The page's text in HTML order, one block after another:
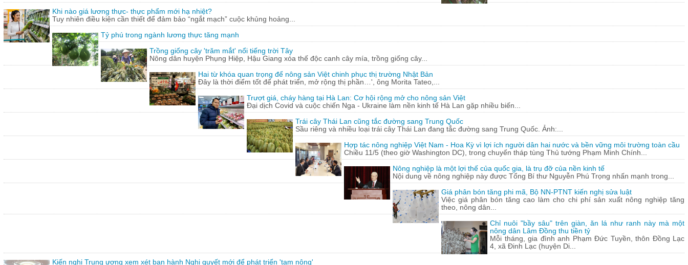
Khi nào giá lương thực- thực phẩm mới hạ nhiệt?
Tuy nhiên điều kiện cần thiết để đảm bảo “ngắt mạch” cuộc khủng hoảng...
Tỷ phú trong ngành lương thực tăng mạnh
Trồng giống cây 'trăm mắt' nổi tiếng trời Tây
Nông dân huyện Phụng Hiệp, Hậu Giang xóa thế độc canh cây mía, trồng giống cây...
Hai từ khóa quan trọng để nông sản Việt chinh phục thị trường Nhật Bản
Đây là thời điểm tốt để phát triển, mở rộng thị phần…', ông Morita Tateo,...
Trượt giá, cháy hàng tại Hà Lan: Cơ hội rộng mở cho nông sản Việt
Đại dịch Covid và cuộc chiến Nga - Ukraine làm nền kinh tế Hà Lan gặp nhiều biến...
Trái cây Thái Lan cũng tắc đường sang Trung Quốc
Sầu riêng và nhiều loại trái cây Thái Lan đang tắc đường sang Trung Quốc. Ảnh:...
Hợp tác nông nghiệp Việt Nam - Hoa Kỳ vì lợi ích người dân hai nước và bền vững môi trường toàn cầu
Chiều 11/5 (theo giờ Washington DC), trong chuyến tháp tùng Thủ tướng Phạm Minh Chính...
Nông nghiệp là một lợi thế của quốc gia, là trụ đỡ của nền kinh tế
Nội dung về nông nghiệp này được Tổng Bí thư Nguyễn Phú Trọng nhấn mạnh trong...
Giá phân bón tăng phi mã, Bộ NN-PTNT kiến nghị sửa luật
Việc giá phân bón tăng cao làm cho chi phí sản xuất nông nghiệp tăng
theo, nông dân...
Chỉ nuôi "bầy sâu" trên giàn, ăn lá như ranh này mà một
nông dân Lâm Đồng thu tiền tỷ
Mỗi tháng, gia đình anh Phạm Đức Tuyền, thôn Đồng Lạc
4, xã Đinh Lạc (huyện Di...
Kiến nghị Trung ương xem xét ban hành Nghị quyết mới để phát triển 'tam nông'